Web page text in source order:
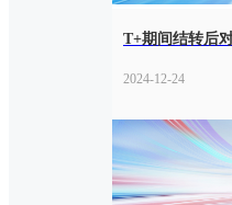
T+期间结转后
2024-12-24